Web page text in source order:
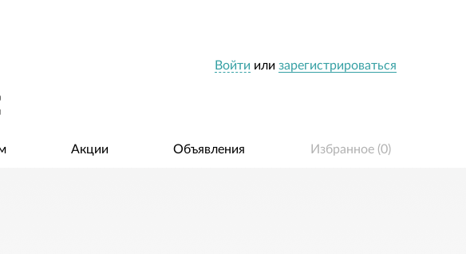
Войти или зарегистрироваться
Акции Объявления Избранное (0)